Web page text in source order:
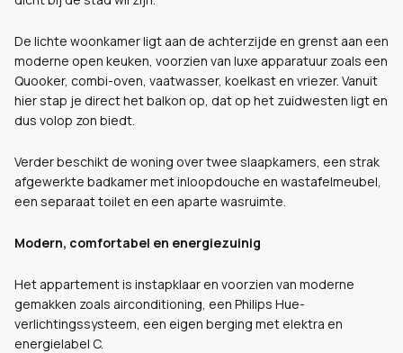
De lichte woonkamer ligt aan de achterzijde en grenst aan een
moderne open keuken, voorzien van luxe apparatuur zoals een
Quooker, combi-oven, vaatwasser, koelkast en vriezer. Vanuit
hier stap je direct het balkon op, dat op het zuidwesten ligt en
dus volop zon biedt.
Verder beschikt de woning over twee slaapkamers, een strak
afgewerkte badkamer met inloopdouche en wastafelmeubel,
een separaat toilet en een aparte wasruimte.
Modern, comfortabel en energiezuinig
Het appartement is instapklaar en voorzien van moderne
gemakken zoals airconditioning, een Philips Hue-
verlichtingssysteem, een eigen berging met elektra en
energielabel C.